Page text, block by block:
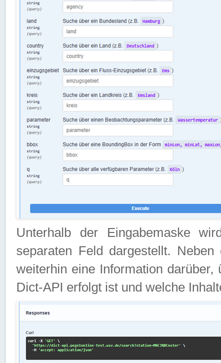
Unterhalb der Eingabemaske
separaten Feld dargestellt.
weiterhin eine Information
Dict-API erfolgt ist und welche